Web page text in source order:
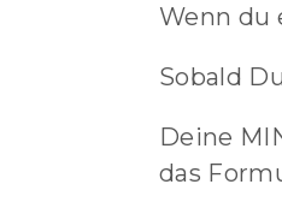
DIE?Wenn du
Sobald
Deine
das